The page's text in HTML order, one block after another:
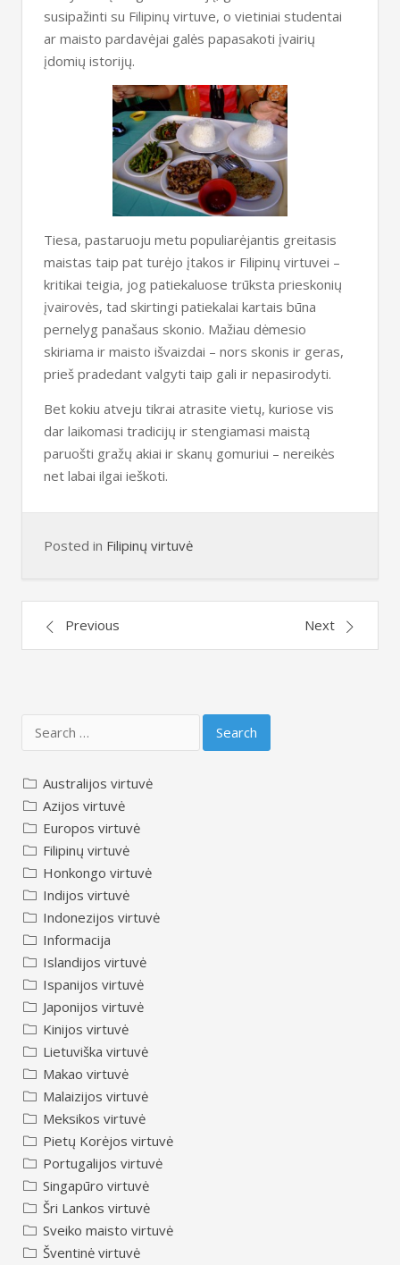
susipažinti su Filipinų virtuve, o vietiniai studentai
ar maisto pardavėjai galės papasakoti įvairių
įdomių istorijų.
Tiesa, pastaruoju metu populiarėjantis greitasis
maistas taip pat turėjo įtakos ir Filipinų virtuvei –
kritikai teigia, jog patiekaluose trūksta prieskonių
įvairovės, tad skirtingi patiekalai kartais būna
pernelyg panašaus skonio. Mažiau dėmesio
skiriama ir maisto išvaizdai – nors skonis ir geras,
prieš pradedant valgyti taip gali ir nepasirodyti.
Bet kokiu atveju tikrai atrasite vietų, kuriose vis
dar laikomasi tradicijų ir stengiamasi maistą
paruošti gražų akiai ir skanų gomuriui – nereikės
net labai ilgai ieškoti.
Posted in Filipinų virtuvė
PostPrevious Next
for:
Australijos virtuvė
Azijos virtuvė
Europos virtuvė
Filipinų virtuvė
Honkongo virtuvė
Indijos virtuvė
Indonezijos virtuvė
Informacija
Islandijos virtuvė
Ispanijos virtuvė
Japonijos virtuvė
Kinijos virtuvė
Lietuviška virtuvė
Makao virtuvė
Malaizijos virtuvė
Meksikos virtuvė
Pietų Korėjos virtuvė
Portugalijos virtuvė
Singapūro virtuvė
Šri Lankos virtuvė
Sveiko maisto virtuvė
Šventinė virtuvė